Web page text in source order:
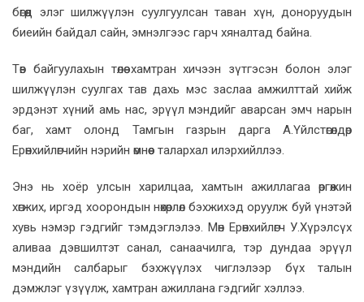
бөгөөд элэг шилжүүлэн суулгуулсан таван хүн, доноруудын
биеийн байдал сайн, эмнэлгээс гарч хяналтад байна.
Төв байгуулахын төлөө хамтран хичээн зүтгэсэн болон элэг
шилжүүлэн суулгах тав дахь мэс заслаа амжилттай хийж
эрдэнэт хүний амь нас, эрүүл мэндийг аварсан эмч нарын
баг, хамт олонд Тамгын газрын дарга А.Үйлстөгөлдөр
Ерөнхийлөгчийн нэрийн өмнөөс талархал илэрхийллээ.
Энэ нь хоёр улсын харилцаа, хамтын ажиллагаа өргөжин
хөгжих, иргэд хоорондын нөхөрлөл бэхжихэд оруулж буй үнэтэй
хувь нэмэр гэдгийг тэмдэглэлээ. Мөн Ерөнхийлөгч У.Хүрэлсүх
аливаа дэвшилтэт санал, санаачилга, тэр дундаа эрүүл
мэндийн салбарыг бэхжүүлэх чиглэлээр бүх талын
дэмжлэг үзүүлж, хамтран ажиллана гэдгийг хэллээ.